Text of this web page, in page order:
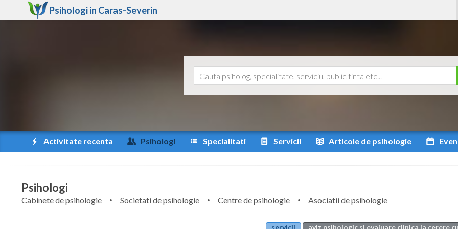
Psihologi in Caras-Severin
Activitate recenta Psihologi Specialitati Servicii Articole de psihologie
Psihologi
Cabinete de psihologie Societati de psihologie Centre de psihologie
Asociatii de psihologie
servicii
aviz psihologic si evaluare clinica la cerere